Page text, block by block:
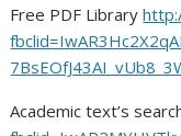
Free PDF Library
Academic text’s